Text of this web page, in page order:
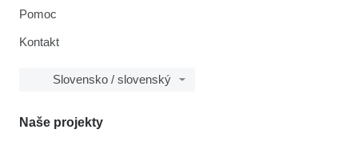
Pomoc
Kontakt
Slovensko / slovenský
Naše projekty